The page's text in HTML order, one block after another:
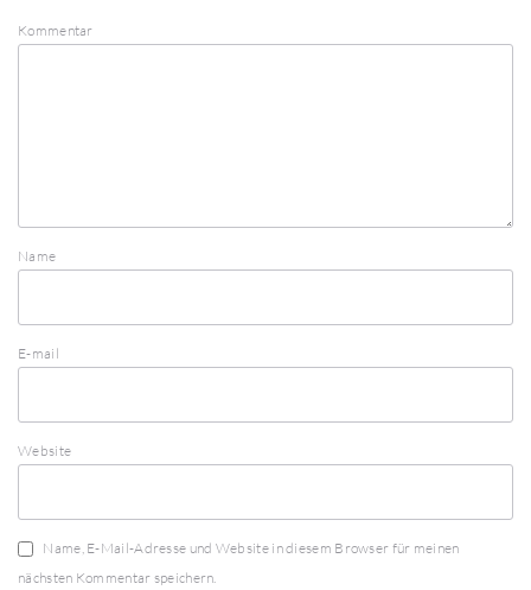
Kommentar
Name
E-mail
Website
Name, E-Mail-Adresse und Website in diesem Browser für meinen
nächsten Kommentar speichern.